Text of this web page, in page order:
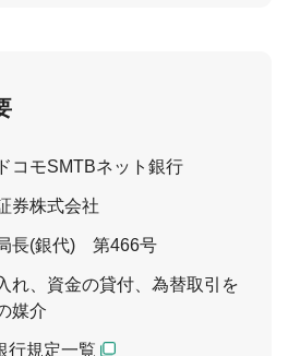
コモSMTBネット銀行
券株式会社
長(銀代) 第466号
れ、資金の貸付、為替取引を
媒介
行規定一覧